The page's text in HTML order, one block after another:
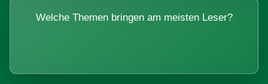
Welche Themen bringen am meisten Leser?